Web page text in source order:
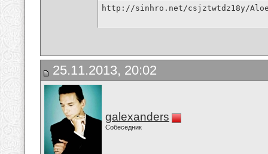
http://sinhro.net/csjztwtdz18y/
25.11.2013, 20:02
galexanders
Собеседник